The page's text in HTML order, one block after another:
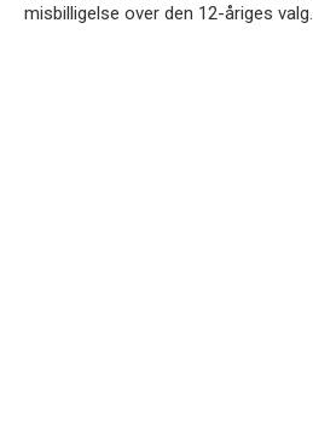
misbilligelse over den 12-åriges valg.